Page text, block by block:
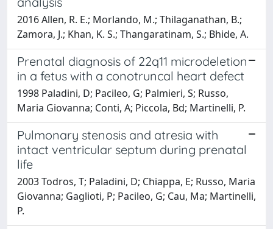
2016 Allen, R. E.; Morlando, M.; Thilaganathan, B.;
Zamora, J.; Khan, K. S.; Thangaratinam, S.; Bhide, A.
Prenatal diagnosis of 22q11 microdeletion
in a fetus with a conotruncal heart defect
1998 Paladini, D; Pacileo, G; Palmieri, S; Russo,
Maria Giovanna; Conti, A; Piccola, Bd; Martinelli, P.
Pulmonary stenosis and atresia with
intact ventricular septum during prenatal
life
2003 Todros, T; Paladini, D; Chiappa, E; Russo, Maria
Giovanna; Gaglioti, P; Pacileo, G; Cau, Ma; Martinelli,
P.